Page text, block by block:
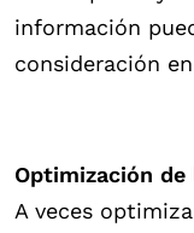
información
consideración
Optimización
A veces